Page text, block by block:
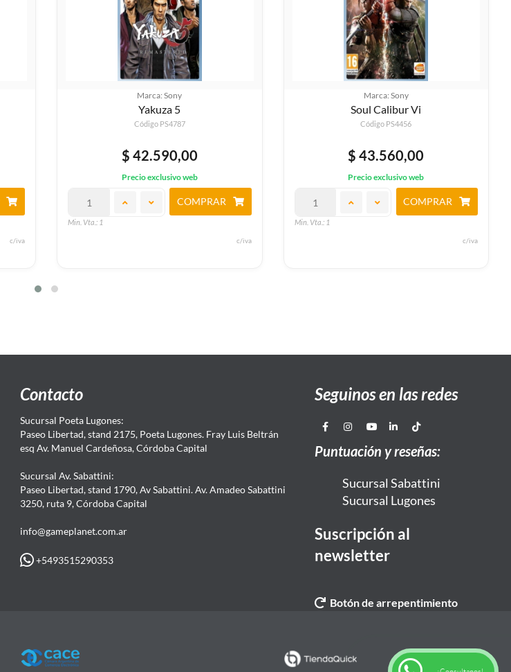
c/iva
Marca: Sony
Soul Calibur Vi
Código PS4456
$ 43.560,00
Precio exclusivo web
Min. Vta.: 1
COMPRAR
c/iva
Marca: Sony
Lego Movie Videogame 2
Código PS4289
$ 50.790,00
Precio exclusivo web
Min. Vta.: 1
COMPRAR
c/iva
Contacto
Sucursal Poeta Lugones:
Paseo Libertad, stand 2175, Poeta Lugones. Fray Luis Beltrán
esq Av. Manuel Cardeñosa, Córdoba Capital
Sucursal Av. Sabattini:
Paseo Libertad, stand 1790, Av Sabattini. Av. Amadeo Sabattini
3250, ruta 9, Córdoba Capital
info@gameplanet.com.ar
+5493515290353
Seguinos en las redes
Puntuación y reseñas:
Sucursal Sabattini
Sucursal Lugones
Suscripción al
newsletter
Botón de arrepentimiento